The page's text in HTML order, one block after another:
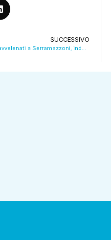
SUCCESSIVO
Allarme per bocconi avvelenati a Serramazzoni, indagini dei Carabinieri